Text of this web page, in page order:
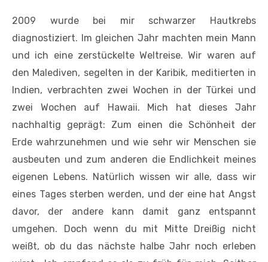
2009 wurde bei mir schwarzer Hautkrebs
diagnostiziert. Im gleichen Jahr machten mein Mann
und ich eine zerstückelte Weltreise. Wir waren auf
den Malediven, segelten in der Karibik, meditierten in
Indien, verbrachten zwei Wochen in der Türkei und
zwei Wochen auf Hawaii. Mich hat dieses Jahr
nachhaltig geprägt: Zum einen die Schönheit der
Erde wahrzunehmen und wie sehr wir Menschen sie
ausbeuten und zum anderen die Endlichkeit meines
eigenen Lebens. Natürlich wissen wir alle, dass wir
eines Tages sterben werden, und der eine hat Angst
davor, der andere kann damit ganz entspannt
umgehen. Doch wenn du mit Mitte Dreißig nicht
weißt, ob du das nächste halbe Jahr noch erleben